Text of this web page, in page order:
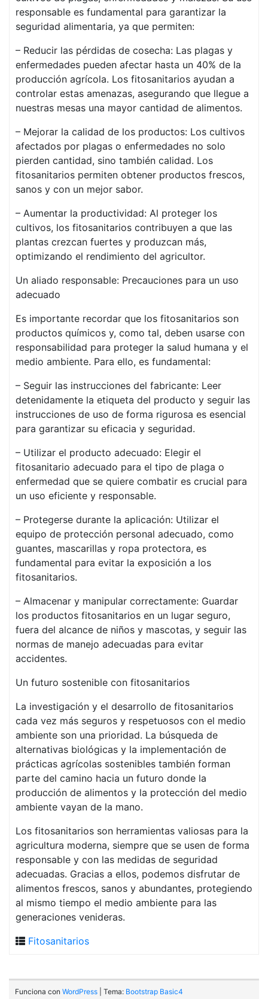
responsable es fundamental para garantizar la
seguridad alimentaria, ya que permiten:
– Reducir las pérdidas de cosecha: Las plagas y
enfermedades pueden afectar hasta un 40% de la
producción agrícola. Los fitosanitarios ayudan a
controlar estas amenazas, asegurando que llegue a
nuestras mesas una mayor cantidad de alimentos.
– Mejorar la calidad de los productos: Los cultivos
afectados por plagas o enfermedades no solo
pierden cantidad, sino también calidad. Los
fitosanitarios permiten obtener productos frescos,
sanos y con un mejor sabor.
– Aumentar la productividad: Al proteger los
cultivos, los fitosanitarios contribuyen a que las
plantas crezcan fuertes y produzcan más,
optimizando el rendimiento del agricultor.
Un aliado responsable: Precauciones para un uso
adecuado
Es importante recordar que los fitosanitarios son
productos químicos y, como tal, deben usarse con
responsabilidad para proteger la salud humana y el
medio ambiente. Para ello, es fundamental:
– Seguir las instrucciones del fabricante: Leer
detenidamente la etiqueta del producto y seguir las
instrucciones de uso de forma rigurosa es esencial
para garantizar su eficacia y seguridad.
– Utilizar el producto adecuado: Elegir el
fitosanitario adecuado para el tipo de plaga o
enfermedad que se quiere combatir es crucial para
un uso eficiente y responsable.
– Protegerse durante la aplicación: Utilizar el
equipo de protección personal adecuado, como
guantes, mascarillas y ropa protectora, es
fundamental para evitar la exposición a los
fitosanitarios.
– Almacenar y manipular correctamente: Guardar
los productos fitosanitarios en un lugar seguro,
fuera del alcance de niños y mascotas, y seguir las
normas de manejo adecuadas para evitar
accidentes.
Un futuro sostenible con fitosanitarios
La investigación y el desarrollo de fitosanitarios
cada vez más seguros y respetuosos con el medio
ambiente son una prioridad. La búsqueda de
alternativas biológicas y la implementación de
prácticas agrícolas sostenibles también forman
parte del camino hacia un futuro donde la
producción de alimentos y la protección del medio
ambiente vayan de la mano.
Los fitosanitarios son herramientas valiosas para la
agricultura moderna, siempre que se usen de forma
responsable y con las medidas de seguridad
adecuadas. Gracias a ellos, podemos disfrutar de
alimentos frescos, sanos y abundantes, protegiendo
al mismo tiempo el medio ambiente para las
generaciones venideras.
Fitosanitarios
Funciona con WordPress | Tema: Bootstrap Basic4